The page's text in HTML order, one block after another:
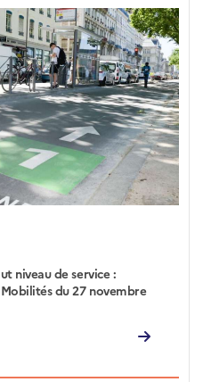
niveau de service :
du 27 novembre